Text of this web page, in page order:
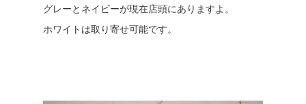
グレーとネイビーが現在店頭にありますよ。
ホワイトは取り寄せ可能です。